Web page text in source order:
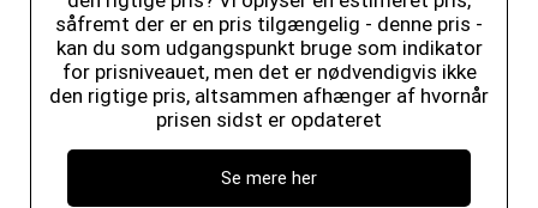
såfremt der er en pris tilgængelig - denne pris -
kan du som udgangspunkt bruge som indikator
for prisniveauet, men det er nødvendigvis ikke
den rigtige pris, altsammen afhænger af hvornår
prisen sidst er opdateret
Se mere her